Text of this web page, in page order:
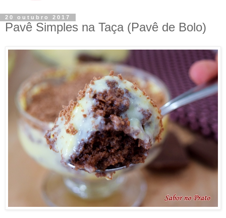
20 outubro 2017
Pavê Simples na Taça (Pavê de Bolo)